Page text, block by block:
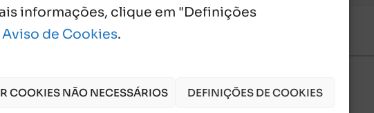
informações, clique em "Definições
Aviso de Cookies.
COOKIES NÃO NECESSÁRIOS DEFINIÇÕES DE COOKIES